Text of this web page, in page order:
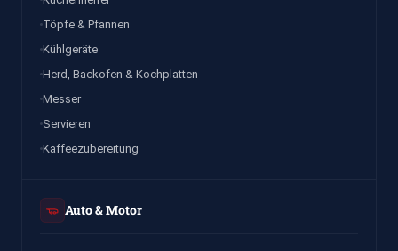
Töpfe & Pfannen
Kühlgeräte
Herd, Backofen & Kochplatten
Messer
Servieren
Kaffeezubereitung
Auto & Motor